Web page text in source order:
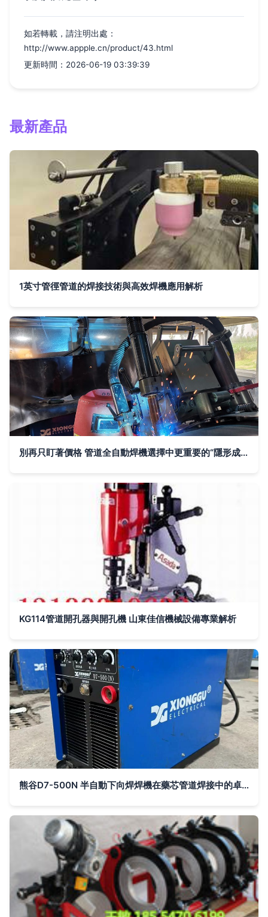
如若轉載，請注明出處：
http://www.appple.cn/product/43.html
更新時間：2026-06-19 03:39:39
最新產品
1英寸管徑管道的焊接技術與高效焊機應用解析
別再只盯著價格 管道全自動焊機選擇中更重要的“隱形成本”
KG114管道開孔器與開孔機 山東佳信機械設備專業解析
熊谷D7-500N 半自動下向焊焊機在藥芯管道焊接中的卓越應用